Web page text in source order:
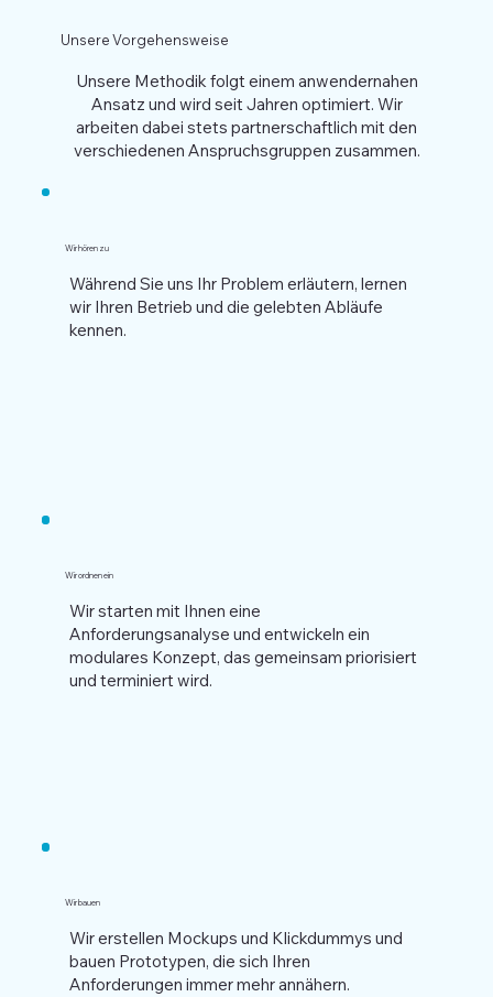
Während Sie uns Ihr Problem erläutern, lernen
wir Ihren Betrieb und die gelebten Abläufe
kennen.
Wir hören zu
Wir starten mit Ihnen eine
Anforderungsanalyse und entwickeln ein
modulares Konzept, das gemeinsam priorisiert
und terminiert wird.
Wir ordnen ein
Wir erstellen Mockups und Klickdummys und
bauen Prototypen, die sich Ihren
Anforderungen immer mehr annähern.
Wir bauen
Unsere Vorgehensweise
Unsere Methodik folgt einem anwendernahen
Ansatz und wird seit Jahren optimiert. Wir
arbeiten dabei stets partnerschaftlich mit den
verschiedenen Anspruchsgruppen zusammen.